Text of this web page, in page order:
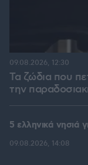
Τα ζώδια που
την
09.08.2026, 12:30
5 ελληνικά νησιά
09.08.2026, 14:08